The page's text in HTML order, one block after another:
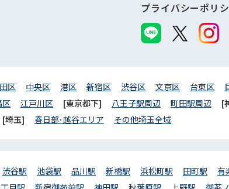
プライバシーポリ
区 中央区 港区 新宿区 渋谷区 文京区 台東区
区
江戸川区 [東京都下] 八王子駅周辺 町田駅周辺 [
[埼玉] 春日部･越谷エリア その他埼玉全域
渋谷駅 池袋駅 品川駅 新橋駅 浜松町駅 田町駅 有